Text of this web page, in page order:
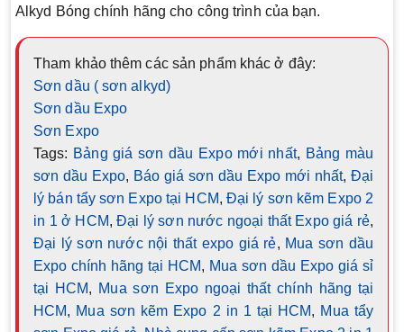
Alkyd Bóng chính hãng cho công trình của bạn.
Tham khảo thêm các sản phẩm khác ở đây:
Sơn dầu ( sơn alkyd)
Sơn dầu Expo
Sơn Expo
Tags: Bảng giá sơn dầu Expo mới nhất, Bảng màu
sơn dầu Expo, Báo giá sơn dầu Expo mới nhất, Đại
lý bán tẩy sơn Expo tại HCM, Đại lý sơn kẽm Expo 2
in 1 ở HCM,Đại lý sơn nước ngoại thất Expo giá rẻ,
Đại lý sơn nước nội thất expo giá rẻ, Mua sơn dầu
Expo chính hãng tại HCM, Mua sơn dầu Expo giá sỉ
tại HCM, Mua sơn Expo ngoại thất chính hãng tại
HCM, Mua sơn kẽm Expo 2 in 1 tại HCM, Mua tẩy